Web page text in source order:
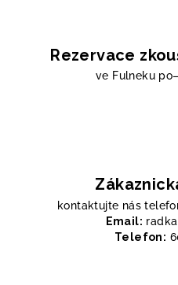
Rezervace
ve Fulneku
kontaktujte nás
Email:
Telefon: